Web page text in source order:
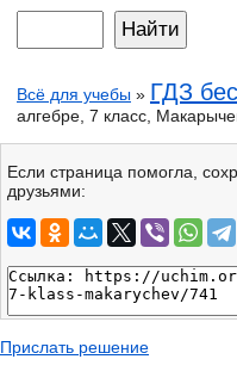
Всё для учебы » ГДЗ
алгебре, 7 класс,
Если страница помогла,
друзьями:
Прислать решение